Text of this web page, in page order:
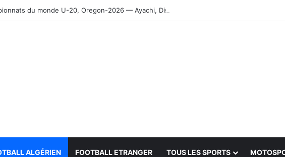
du monde U-20, Oregon-2026 — Ayachi, Dissa, Touahria et Ghezali en finale
ALGÉRIEN FOOTBALL ETRANGER TOUS LES SPORTS